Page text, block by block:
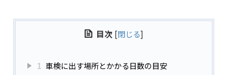
目次 [閉じる]
1 車検に出す場所とかかる日数の目安